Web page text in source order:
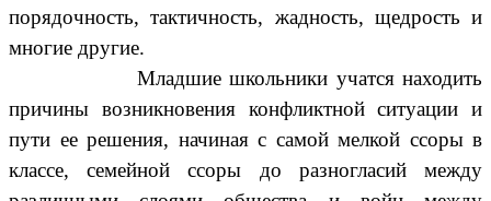
порядочность, тактичность, жадность, щедрость и
многие другие.
Младшие школьники учатся находить
причины возникновения конфликтной ситуации и
пути ее решения, начиная с самой мелкой ссоры в
классе, семейной ссоры до разногласий между